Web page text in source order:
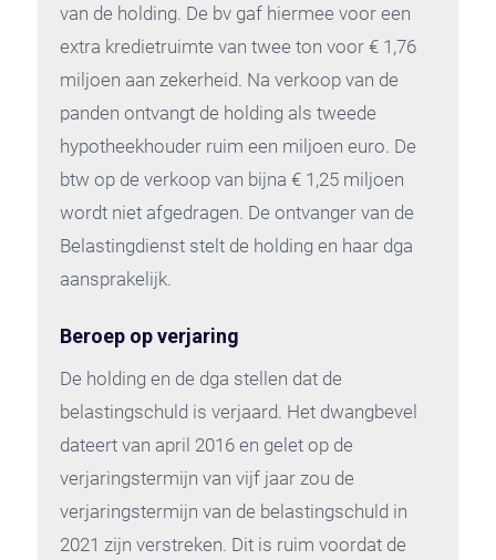
van de holding. De bv gaf hiermee voor een
extra kredietruimte van twee ton voor € 1,76
miljoen aan zekerheid. Na verkoop van de
panden ontvangt de holding als tweede
hypotheekhouder ruim een miljoen euro. De
btw op de verkoop van bijna € 1,25 miljoen
wordt niet afgedragen. De ontvanger van de
Belastingdienst stelt de holding en haar dga
aansprakelijk.
Beroep op verjaring
De holding en de dga stellen dat de
belastingschuld is verjaard. Het dwangbevel
dateert van april 2016 en gelet op de
verjaringstermijn van vijf jaar zou de
verjaringstermijn van de belastingschuld in
2021 zijn verstreken. Dit is ruim voordat de